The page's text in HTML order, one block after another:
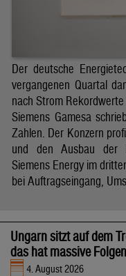
Der deutsche
vergangenen Quartal
nach Strom
Siemens Gamesa
Zahlen. Der Konzern
und den Ausbau der
Siemens Energy im
bei Auftragseingang,
Ungarn sitzt auf dem
das hat massive Folgen
4. August 2026